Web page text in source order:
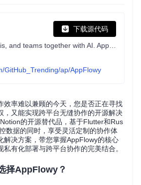
下载源代码
GitHub_Trending/ap/AppFlowy
效率难以兼顾的今天，您是否正在寻找
，又能实现跨平台无缝协作的开源解决
的开源替代品，基于Flutter和Rus
数据的同时，享受灵活定制的协作体
解决方案，带您掌握AppFlowy的核心
有化部署与跨平台协作的完美结合。
择AppFlowy？